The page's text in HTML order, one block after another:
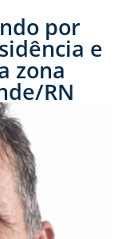
por
e
zona
RN